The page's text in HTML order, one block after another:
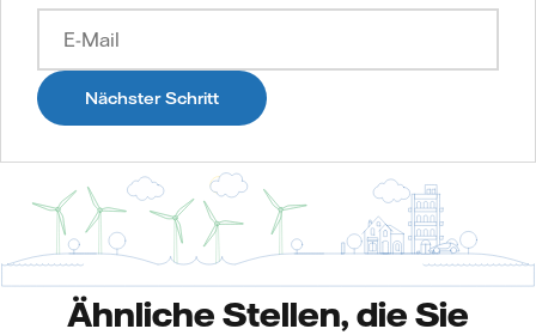
Nächster Schritt
Ähnliche Stellen, die Sie